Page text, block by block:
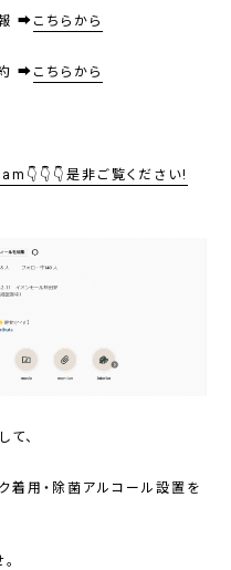
➡ こちらから
➡ こちらから
是非ご覧ください!
、
着用・除菌アルコール設置を